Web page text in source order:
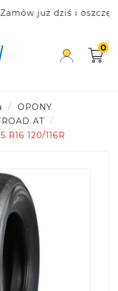
już dziś i
0
OPONY
AT
R16 120/116R